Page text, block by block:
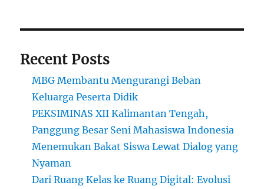
Recent Posts
MBG Membantu Mengurangi Beban
Keluarga Peserta Didik
PEKSIMINAS XII Kalimantan Tengah,
Panggung Besar Seni Mahasiswa Indonesia
Menemukan Bakat Siswa Lewat Dialog yang
Nyaman
Dari Ruang Kelas ke Ruang Digital: Evolusi